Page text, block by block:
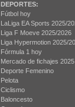
DEPORTES:
Fútbol hoy
LaLiga EA Sports 2025/
Liga F Moeve 2025/2026
Liga Hypermotion 2025/
Fórmula 1 hoy
Mercado de fichajes 2025
Deporte Femenino
Pelota
Ciclismo
Baloncesto